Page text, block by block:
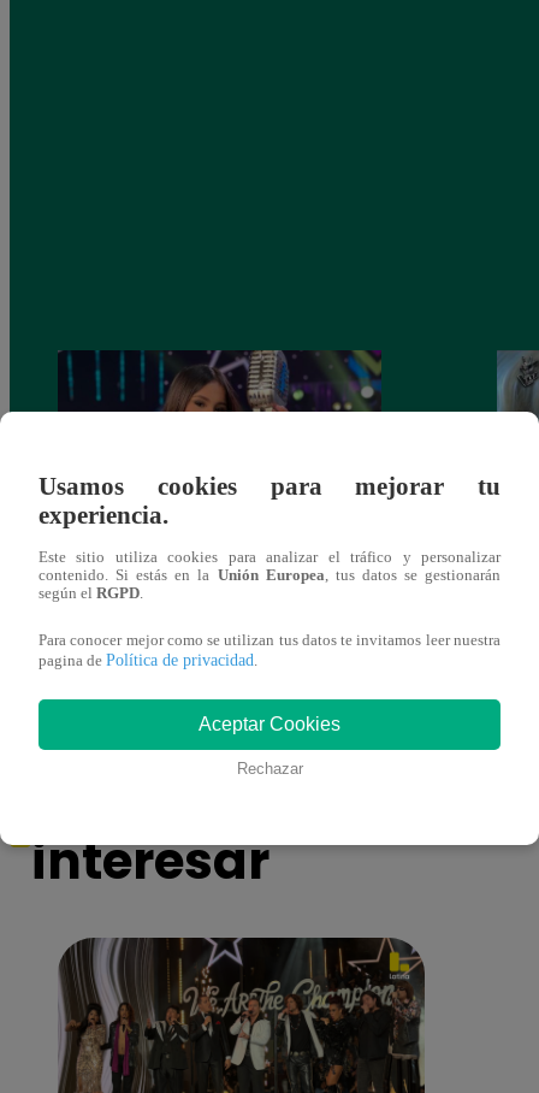
¡Imitadora de Laura Pausini se consagró
ganadora de Yo Soy: Nueva Generación!
También te puede
interesar
Usamos cookies para mejorar tu
experiencia.
Este sitio utiliza cookies para analizar el tráfico y personalizar
contenido. Si estás en la Unión Europea , tus datos se gestionarán
según el RGPD
Para conocer mejor como se utilizan tus datos te invitamos leer nuestra
pagina de Política de privacidad
Aceptar Cookies
Rechazar